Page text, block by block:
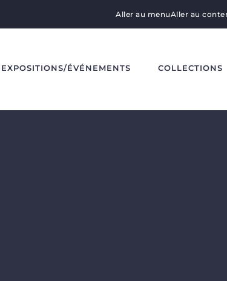
Aller au menuAller au
EXPOSITIONS/ÉVÉNEMENTS COLLECTIONS